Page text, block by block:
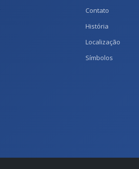
Contato
História
Localização
Símbolos